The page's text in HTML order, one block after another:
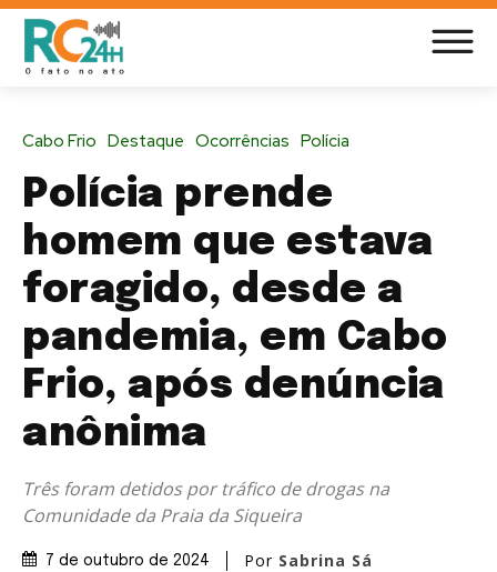
Cabo Frio Destaque Ocorrências Polícia
Polícia prende
homem que estava
foragido, desde a
pandemia, em Cabo
Frio, após denúncia
anônima
Três foram detidos por tráfico de drogas na
Comunidade da Praia da Siqueira
7 de outubro de 2024 Por Sabrina Sá